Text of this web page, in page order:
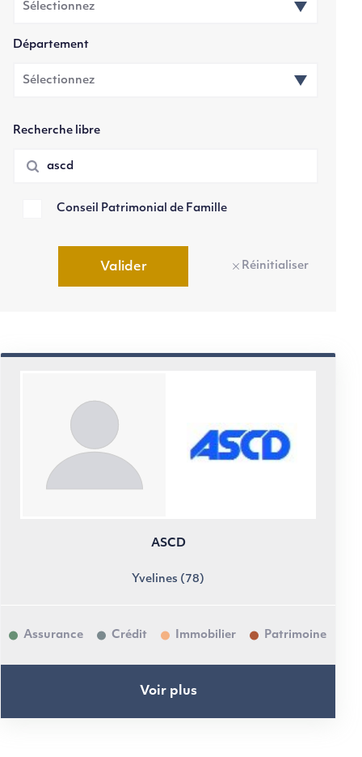
Département
Recherche libre
Conseil Patrimonial de Famille
Valider Réinitialiser
ASCD
Yvelines (78)
Assurance Crédit Immobilier Patrimoine
Voir plus